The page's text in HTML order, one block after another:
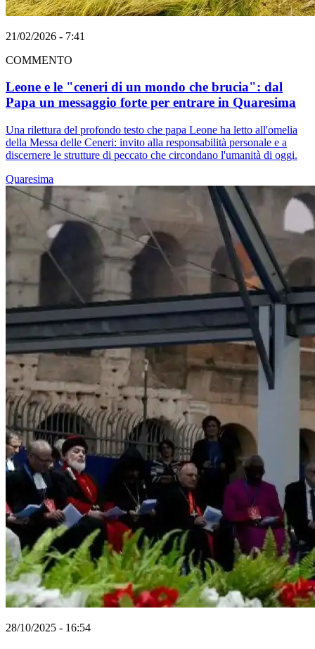
21/02/2026 - 7:41
COMMENTO
Leone e le "ceneri di un mondo che brucia": dal
Papa un messaggio forte per entrare in Quaresima
Una rilettura del profondo testo che papa Leone ha letto all'omelia
della Messa delle Ceneri: invito alla responsabilità personale e a
discernere le strutture di peccato che circondano l'umanità di oggi.
Quaresima
28/10/2025 - 16:54